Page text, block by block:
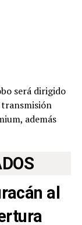
será dirigido
además
al